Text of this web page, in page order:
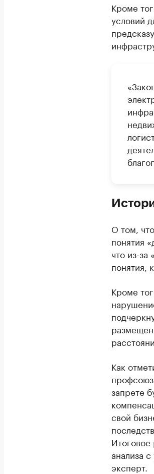
Кроме
условий
О том,
понятия
что из-за
понятия,
Кроме
Как
запрете
свой
анализа
эксперт.